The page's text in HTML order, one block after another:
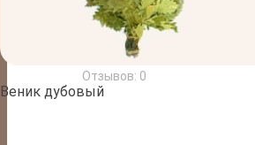
Отзывов: 0
Веник дубовый